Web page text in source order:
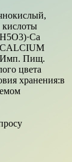
кислоты
Пищ.
цвета
хранения:в